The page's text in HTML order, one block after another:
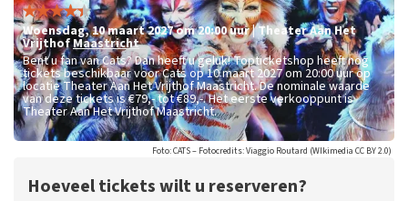
woensdag,10 maart 2027 om 20:00uur|Theater Aan Het
VrijthofMaastricht
Bent u fan van Cats? Dan heeft u geluk! Topticketshop heeft nog
tickets beschikbaar voor Cats op 10 maart 2027 om 20:00 uur op
locatie Theater Aan Het Vrijthof Maastricht. De nominale waarde
van deze tickets is€79,- tot €89,-. Het eerste verkooppunt is
Theater Aan Het Vrijthof Maastricht.
Foto: CATS – Fotocredits: Viaggio Routard (WIkimedia CC BY 2.0)
Hoeveel tickets wilt u reserveren?